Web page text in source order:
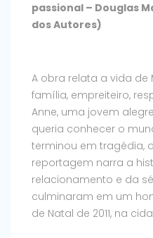
passional – Douglas
dos Autores)
A obra relata a vida de
família, empreiteiro,
Anne, uma jovem
queria conhecer o
terminou em tragédia,
reportagem narra a
relacionamento e da
culminaram em um
de Natal de 2011, na